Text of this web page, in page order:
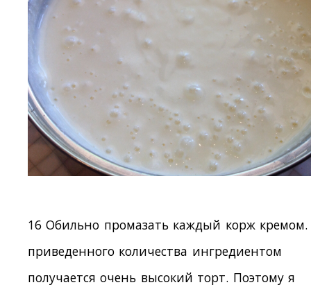
16 Обильно промазать каждый корж кремом.
приведенного количества ингредиентом
получается очень высокий торт. Поэтому я